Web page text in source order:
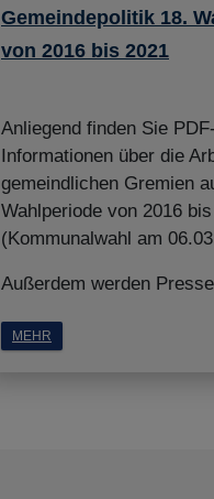
Gemeindepolitik 18.
von 2016 bis 2021
Anliegend finden Sie
Informationen über die
gemeindlichen Gremien
Wahlperiode von 2016
(Kommunalwahl am
Außerdem werden
MEHR